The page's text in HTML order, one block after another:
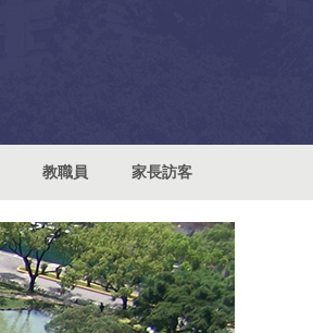
教職員 家長訪客